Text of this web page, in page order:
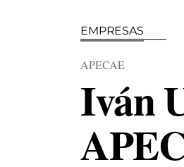
EMPRESAS
APECAE
Iván